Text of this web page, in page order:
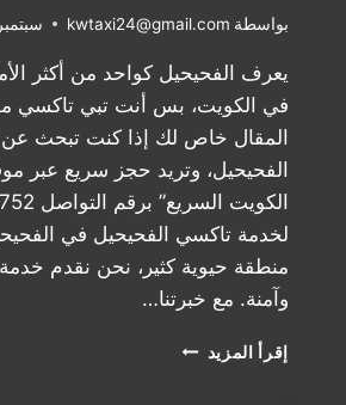
بواسطة kwtaxi24@gmail.com سبتمبر 22, 2025
يعرف الفحيحيل كواحد من أكثر
في الكويت، بس أنت تبي تاكسي
المقال خاص لك إذا كنت تبحث
الفحيحيل، وتريد حجز سريع عبر
لخدمة تاكسي الفحيحيل في
منطقة حيوية كثير، نحن نقدم
وآمنة. مع خبرتنا…
إقرأ المزيد تاكسي